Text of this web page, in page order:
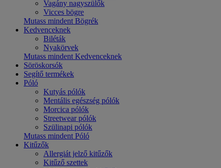
Vagány nagyszülők
Vicces bögre
Mutass mindent Bögrék
Kedvenceknek
Biléták
Nyakörvek
Mutass mindent Kedvenceknek
Söröskorsók
Segítő termékek
Póló
Kutyás pólók
Mentális egészség pólók
Morcica pólók
Streetwear pólók
Szülinapi pólók
Mutass mindent Póló
Kitűzők
Allergiát jelző kitűzők
Kitűző szettek